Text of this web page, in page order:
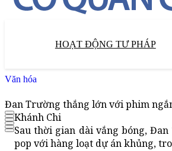
HOẠT ĐỘNG TƯ PHÁP
Văn hóa
Đan Trường thắng lớn với phim
Khánh Chi
Sau thời gian dài vắng bóng,
pop với hàng loạt dự án khủng,